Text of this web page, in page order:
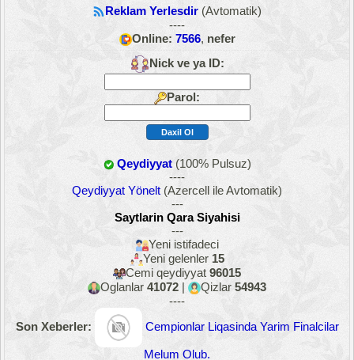
Reklam Yerlesdir (Avtomatik)
----
Online: 7566, nefer
Nick ve ya ID:
Parol:
Qeydiyyat(100% Pulsuz)
----
Qeydiyyat Yönelt (Azercell ile Avtomatik)
---
Saytlarin Qara Siyahisi
---
Yeni istifadeci
Yeni gelenler 15
Cemi qeydiyyat 96015
Oglanlar 41072 | Qizlar 54943
----
Son Xeberler:
Cempionlar Liqasinda Yarim Finalcilar
Melum Olub.